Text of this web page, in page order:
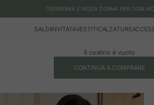
CERIMONIA E MODA DONNA PER OGNI
SALDIINVITATAVESTITICALZATURE
Il cestino è vuoto
CONTINUA A COMPRARE